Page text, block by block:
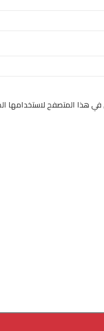
في هذا المتصفح لاستخدامها